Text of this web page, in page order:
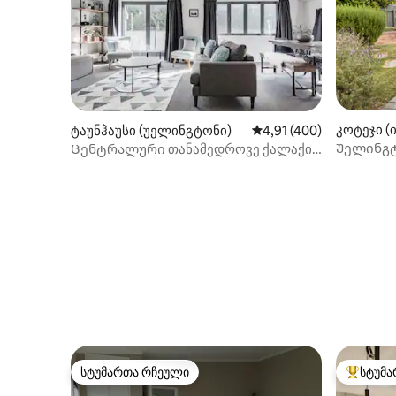
ტაუნჰაუსი (უელინგტონი) საშუალო შეფასებაა
4,91 (400)
Ცენტრალური თანამედროვე ქალაქის
კოტეჯი
სტუმართა რჩეული
სტუმართა რჩეული